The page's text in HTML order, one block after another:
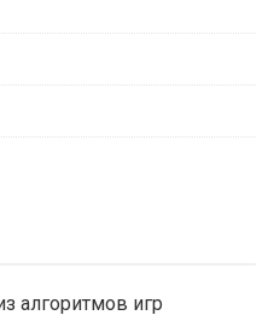
алгоритмов игр